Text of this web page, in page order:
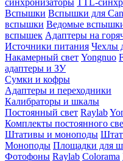
синхронизаторы TTL-
Вспышки Вспышки для
вспышки Ведомые
вспышек Адаптеры на
Источники питания Чехлы
Накамерный свет Yongnuo
адаптеры и ЗУ
Сумки и кофры
Адаптеры и переходники
Калибраторы и шкалы
Постоянный свет Raylab
Комплекты постоянного
Штативы и моноподы
Моноподы Площадки для
Фотофоны Raylab Colorama